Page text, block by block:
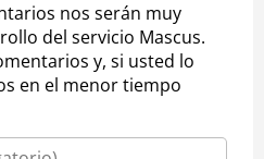
nos serán muy
del servicio Mascus.
y, si usted lo
en el menor tiempo